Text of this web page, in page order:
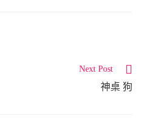
Next Post
神桌 狗